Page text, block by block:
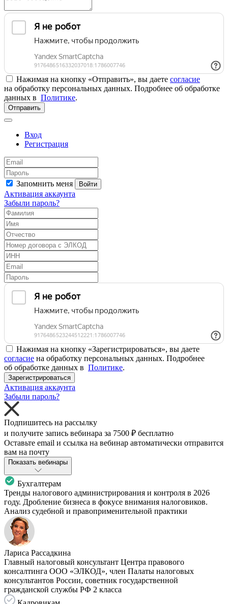
Нажимая на кнопку «Отправить», вы даете согласие
на обработку персональных данных. Подробнее об обработке
данных в Политике.
Отправить
Вход
Регистрация
Запомнить меня Войти
Активация аккаунта
Забыли пароль?
Нажимая на кнопку «Зарегистрироваться», вы даете
согласие на обработку персональных данных. Подробнее
об обработке данных в Политике.
Зарегистрироваться
Активация аккаунта
Забыли пароль?
Подпишитесь на рассылку
и получите запись вебинара за 7500 ₽ бесплатно
Оставьте email и ссылка на вебинар автоматически отправится
вам на почту
Показать вебинары
Бухгалтерам
Тренды налогового администрирования и контроля в 2026
году. Дробление бизнеса в фокусе внимания налоговиков.
Анализ судебной и правоприменительной практики
Лариса Рассадкина
Главный налоговый консультант Центра правового
консалтинга ООО «ЭЛКОД», член Палаты налоговых
консультантов России, советник государственной
гражданской службы РФ 2 класса